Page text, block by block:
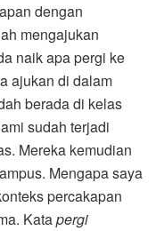
dengan
mengajukan
naik apa pergi ke
ajukan di dalam
berada di kelas
sudah terjadi
Mereka kemudian
Mengapa saya
percakapan
Katapergi